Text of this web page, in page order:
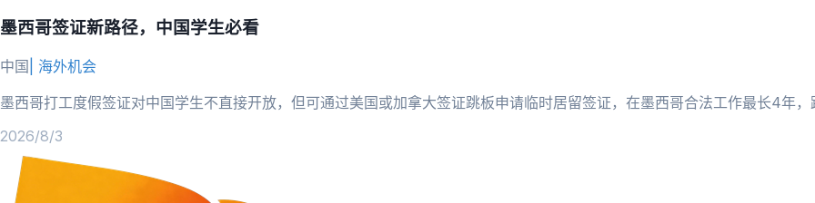
墨西哥签证新路径，中国学生必看
中国
海外机会
墨西哥打工度假签证对中国学生不直接开放，但可通过美国或加拿大签证跳板申请临时居留签证，在墨西哥合法工作最长4年，
2026/8/3